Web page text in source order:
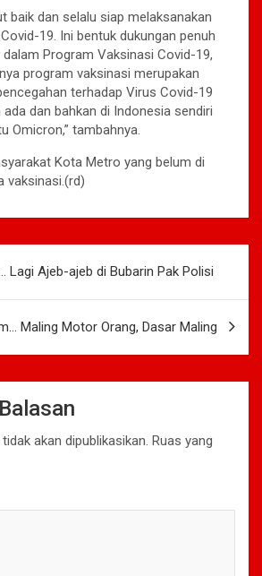
baik dan selalu siap melaksanakan
19. Ini bentuk dukungan penuh
Program Vaksinasi Covid-19,
program vaksinasi merupakan
terhadap Virus Covid-19
dan bahkan di Indonesia sendiri
Omicron,” tambahnya.
Kota Metro yang belum di
vaksinasi.(rd)
Lagi Ajeb-ajeb di Bubarin Pak Polisi
Maling Motor Orang, Dasar Maling
akan dipublikasikan. Ruas yang